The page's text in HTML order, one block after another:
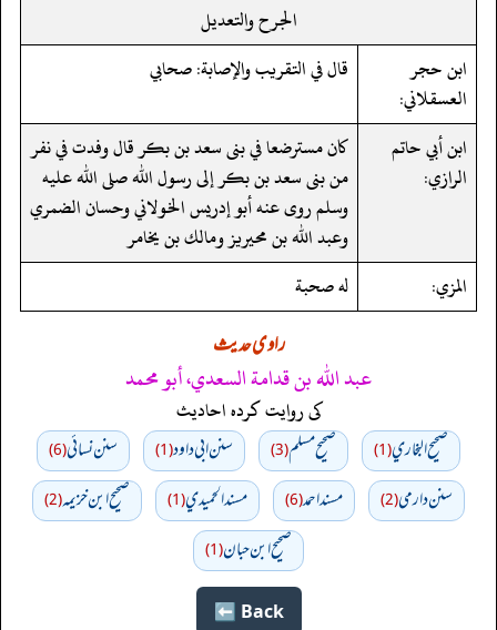
الجرح والتعديل
ابن حجر
العسقلاني:
قال في التقريب والإصابة: صحابي
ابن أبي حاتم
الرازي:
كان مسترضعا في بنى سعد بن بكر قال وفدت في نفر
من بنى سعد بن بكر إلى رسول الله صلى الله عليه
وسلم روى عنه أبو إدريس الخولاني وحسان الضمري
وعبد الله بن محيريز ومالك بن يخامر
المزي:
له صحبة
راوی حدیث
عبد الله بن قدامة السعدي، أبو محمد
کی روایت کردہ احادیث
صحيح البخاري(1) صحيح مسلم(3) سنن ابي داود(1) سنن نسائي(6)
سنن دارمي(2) مسند احمد(6) مسند الحميدي(1) صحيح ابن خزيمه(2)
صحیح ابن حبان(1)
Back ⬅️